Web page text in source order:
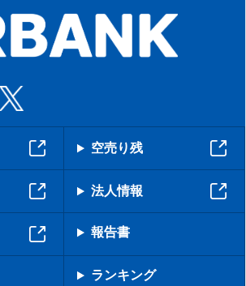
空売り残
法人情報
報告書
ランキング